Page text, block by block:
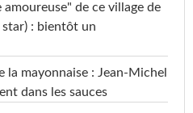
de ce village de
: bientôt un
mayonnaise : Jean-Michel
dans les sauces